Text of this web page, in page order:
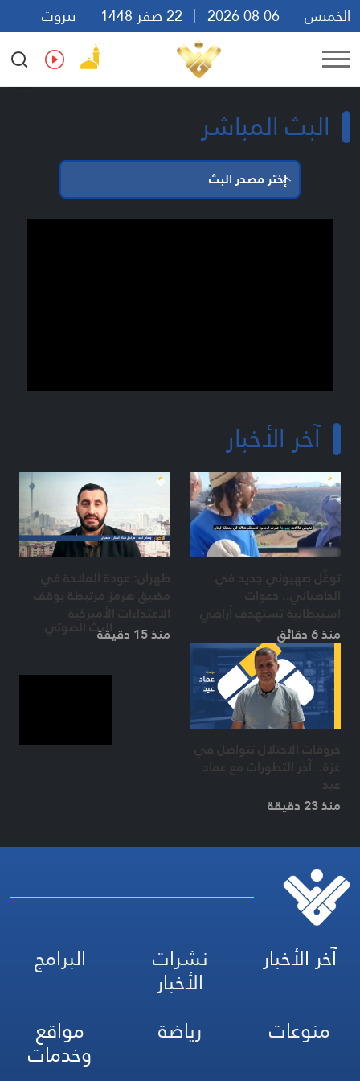
الخميس
بيروت
12:23
Ar En Fr Es
البث المباشر
آخر الأخبار
توغّل صهيوني جديد في
الحاصباني.. دعوات
استيطانية تستهدف أراضي
جنوب لبنان
منذ 6 دقائق
طهران: عودة الملاحة في
مضيق هرمز مرتبطة بوقف
الاعتداءات الأميركية
منذ 15 دقيقة
خروقات الاحتلال تتواصل في
غزة.. آخر التطورات مع عماد
عيد
منذ 23 دقيقة
البث الصوتي
آخر الأخبار نشرات
الأخبار
البرامج
منوعات
رياضة مواقع
وخدمات